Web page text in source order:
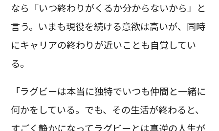
なら「いつ終わりがくるか分からないから」と
言う。いまも現役を続ける意欲は高いが、同時
にキャリアの終わりが近いことも自覚してい
る。
「ラグビーは本当に独特でいつも仲間と一緒に
何かをしている。でも、その生活が終わると、
すごく静かになってラグビーとは真逆の人生が